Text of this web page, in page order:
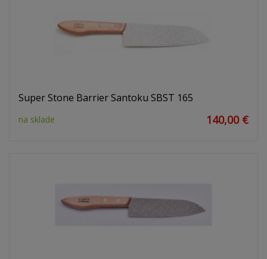
Super Stone Barrier Santoku SBST 165
na sklade 140,00 €